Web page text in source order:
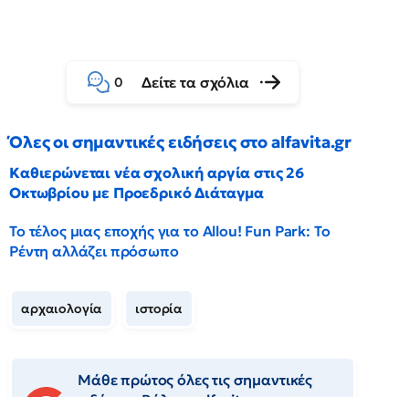
0 Δείτε τα σχόλια
Όλες οι σημαντικές ειδήσεις στο alfavita.gr
Καθιερώνεται νέα σχολική αργία στις 26
Οκτωβρίου με Προεδρικό Διάταγμα
Το τέλος μιας εποχής για το Allou! Fun Park: Το
Ρέντη αλλάζει πρόσωπο
αρχαιολογία ιστορία
Μάθε πρώτος όλες τις σημαντικές